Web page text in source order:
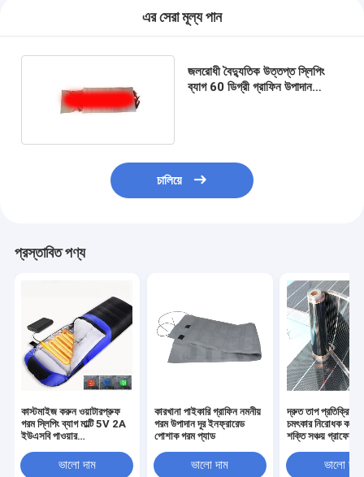
এর সেরা মূল্য পান
জলরোধী বৈদ্যুতিক উত্তপ্ত স্লিপিং
ব্যাগ 60 ডিগ্রী গ্রাফিন উপাদান
চালিয়ে
প্রস্তাবিত পণ্য
কাস্টমাইজ করুন ওয়াটারপ্রুফ
গরম স্লিপিং ব্যাগ মাল্টি 5V 2A
ইউএসবি পাওয়ার
গরম স্লিপিং ব্যাগ ক্যাম্পিং জন্য
ভালো দাম
কারখানা পাইকারি গ্রাফিন নমনীয়
গরম উপাদান দূর ইনফ্রারেড
পোশাক গরম প্যাড
ভালো দাম
দ্রুত তাপ প্রতিক্রিয়া
চমৎকার নিরোধক
শক্তি সঞ্চয় গ্রাফেন
ভালো দাম